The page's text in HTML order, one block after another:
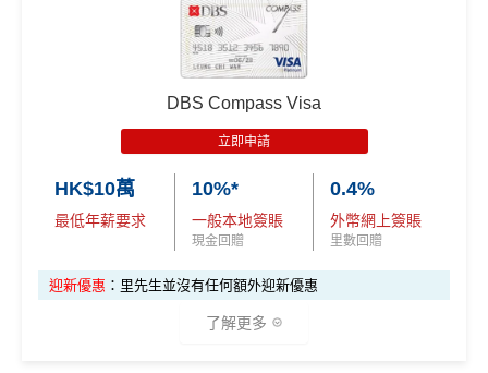
港幣支付外國註册商戶(如Airbnb)及DCC交易無回贈
商戶註冊地清單)
淨睇本地簽賬回贈1%未算市場上最高，高年薪有其他
有得儲里數但手續費貴 (Sorry囉，我知off-topic但對我
嚟講真係)
交保費無回贈
查看更多信用卡詳情及分析...
fresh grad都申請得！
指定類別簽賬高達5%回贈
10次Flex Shopping免費分期
缺點
iBanking繳費無里數
網上交易中非香港商戶用港幣交易(CBF, 包括DCC)無
積分
DBS Compass Visa
立即申請
HK$10萬
最低年薪要求
10%*
一般本地簽賬
現金回贈
0.4%
外幣網上簽賬
里數回贈
迎新優惠 ：里先生並沒有任何額外迎新優惠
了解更多